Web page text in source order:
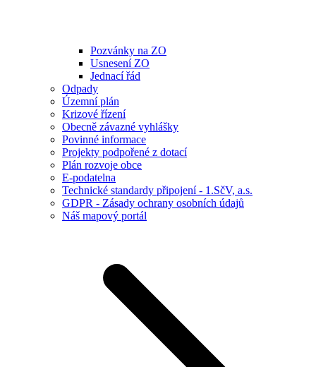
Pozvánky na ZO
Usnesení ZO
Jednací řád
Odpady
Územní plán
Krizové řízení
Obecně závazné vyhlášky
Povinné informace
Projekty podpořené z dotací
Plán rozvoje obce
E-podatelna
Technické standardy připojení - 1.SčV, a.s.
GDPR - Zásady ochrany osobních údajů
Náš mapový portál